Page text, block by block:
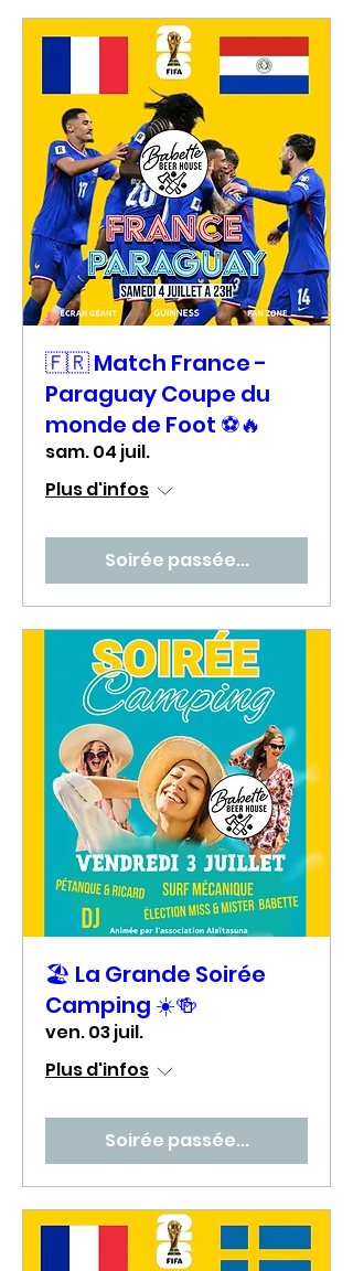
🇫🇷 Match France -
Paraguay Coupe du
monde de Foot ⚽🔥
sam. 04 juil.
Plus d'infos
Soirée passée...
🏖️ La Grande Soirée
Camping ☀️🍻
ven. 03 juil.
Plus d'infos
Soirée passée...